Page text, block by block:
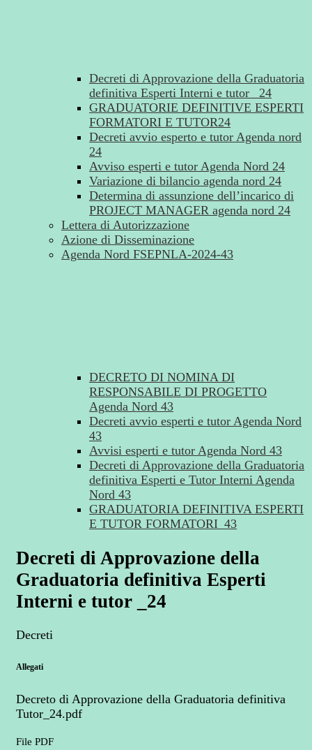
Decreti di Approvazione della Graduatoria
definitiva Esperti Interni e tutor _24
GRADUATORIE DEFINITIVE ESPERTI
FORMATORI E TUTOR24
Decreti avvio esperto e tutor Agenda nord
24
Avviso esperti e tutor Agenda Nord 24
Variazione di bilancio agenda nord 24
Determina di assunzione dell’incarico di
PROJECT MANAGER agenda nord 24
Lettera di Autorizzazione
Azione di Disseminazione
Agenda Nord FSEPNLA-2024-43
DECRETO DI NOMINA DI
RESPONSABILE DI PROGETTO
Agenda Nord 43
Decreti avvio esperti e tutor Agenda Nord
43
Avvisi esperti e tutor Agenda Nord 43
Decreti di Approvazione della Graduatoria
definitiva Esperti e Tutor Interni Agenda
Nord 43
GRADUATORIA DEFINITIVA ESPERTI
E TUTOR FORMATORI_43
Decreti di Approvazione della
Graduatoria definitiva Esperti
Interni e tutor _24
Decreti
Allegati
Decreto di Approvazione della Graduatoria definitiva
Tutor_24.pdf
File PDF